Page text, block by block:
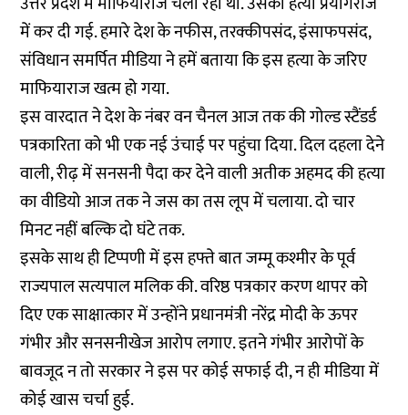
में कर दी गई. हमारे देश के नफीस, तरक्कीपसंद, इंसाफपसंद,
संविधान समर्पित मीडिया ने हमें बताया कि इस हत्या के जरिए
माफियाराज खत्म हो गया.
इस वारदात ने देश के नंबर वन चैनल आज तक की गोल्ड स्टैंडर्ड
पत्रकारिता को भी एक नई उंचाई पर पहुंचा दिया. दिल दहला देने
वाली, रीढ़ में सनसनी पैदा कर देने वाली अतीक अहमद की हत्या
का वीडियो आज तक ने जस का तस लूप में चलाया. दो चार
मिनट नहीं बल्कि दो घंटे तक.
इसके साथ ही टिप्पणी में इस हफ्ते बात जम्मू कश्मीर के पूर्व
राज्यपाल सत्यपाल मलिक की. वरिष्ठ पत्रकार करण थापर को
दिए एक साक्षात्कार में उन्होंने प्रधानमंत्री नरेंद्र मोदी के ऊपर
गंभीर और सनसनीखेज आरोप लगाए. इतने गंभीर आरोपों के
बावजूद न तो सरकार ने इस पर कोई सफाई दी, न ही मीडिया में
कोई खास चर्चा हुई.